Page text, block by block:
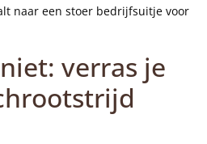
naar een stoer bedrijfsuitje voor
verras je